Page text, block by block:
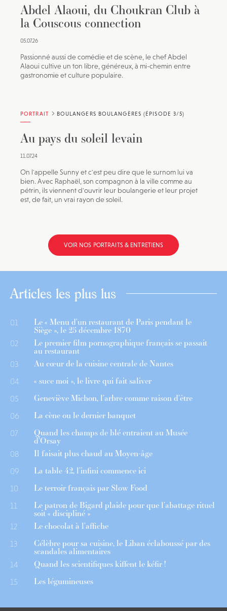
Abdel Alaoui, du Choukran Club à
la Couscous connection
05.07.26
Passionné aussi de comédie et de scène, le chef Abdel
Alaoui cultive un ton libre, généreux, à mi-chemin entre
gastronomie et culture populaire.
PORTRAIT BOULANGERS BOULANGÈRES (ÉPISODE 3/5)
Au pays du soleil levain
11.07.24
On l'appelle Sunny et c'est peu dire que le surnom lui va
bien. Avec Raphaël, son compagnon à la ville comme au
pétrin, ils viennent d'ouvrir leur boulangerie et leur projet
est, de fait, un vrai rayon de soleil.
VOIR NOS PORTRAITS & ENTRETIENS
Articles les plus lus
01 Le « Menu d’un restaurant de Paris pendant le
Siège », le 25 décembre 1870
02 Le premier film pornographique français se passait
au restaurant
03 Au cœur de la cuisine centrale de Nantes
04 « suce moi », le livre qui fait saliver
05 Geneviève Michon, l’arbre comme raison d’être
06 La cène ou le dernier banquet
07 Quand les champs de blé entraient au Musée
d’Orsay
08 Il faisait plus chaud au Moyen-âge
09 La table 42, l’infini commence ici
10 Le terroir français par Slow Food
11 Le patron de Bigard plaide pour que l’abattage rituel
soit « discipliné »
12 Le chocolat à l’affiche
13 Célèbre pour sa cuisine, le Liban éclaboussé par des
scandales alimentaires
14 Quand les scientifiques kiffent le kéfir !
15 Les légumineuses